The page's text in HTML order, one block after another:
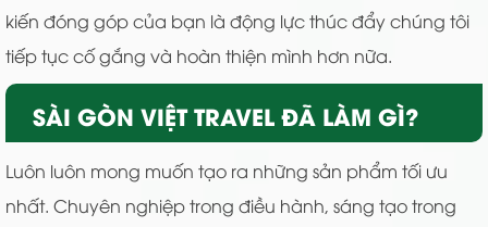
kiến đóng góp của bạn là động lực thúc đẩy chúng tôi
tiếp tục cố gắng và hoàn thiện mình hơn nữa.
SÀI GÒN VIỆT TRAVEL ĐÃ LÀM GÌ?
Luôn luôn mong muốn tạo ra những sản phẩm tối ưu
nhất. Chuyên nghiệp trong điều hành, sáng tạo trong